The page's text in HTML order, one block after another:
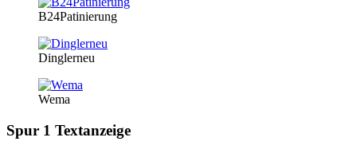
B24Patinierung
Dinglerneu
Wema
Spur 1 Textanzeige